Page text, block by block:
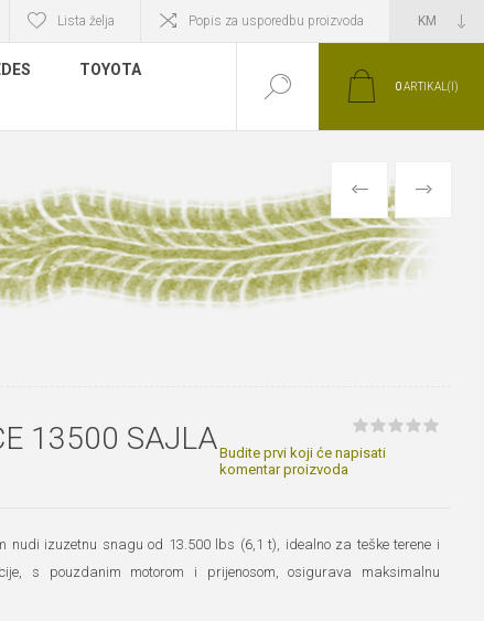
Lista želja Popis za usporedbu proizvoda
TOYOTA
0ARTIKAL(I)
PRETHODNI
SLIJEDEĆI
13500 SAJLABudite prvi koji će napisati
komentar proizvoda
nudi izuzetnu snagu od 13.500 lbs (6,1 t), idealno za teške terene i
s pouzdanim motorom i prijenosom, osigurava maksimalnu